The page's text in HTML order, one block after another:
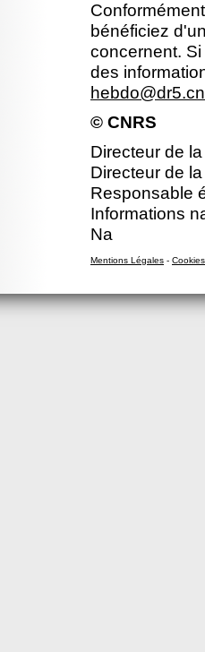
bénéficiez
concernent.
des
© CNRS
Directeur de
Directeur de
Responsable
Informations
Na
Mentions Légales - Cookies